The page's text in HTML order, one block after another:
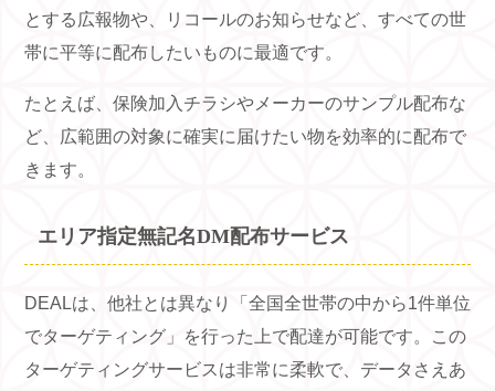
とする広報物や、リコールのお知らせなど、すべての世
帯に平等に配布したいものに最適です。
たとえば、保険加入チラシやメーカーのサンプル配布な
ど、広範囲の対象に確実に届けたい物を効率的に配布で
きます。
エリア指定無記名DM配布サービス
DEALは、他社とは異なり「全国全世帯の中から1件単位
でターゲティング」を行った上で配達が可能です。この
ターゲティングサービスは非常に柔軟で、データさえあ